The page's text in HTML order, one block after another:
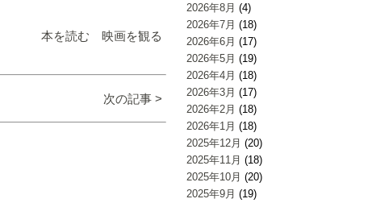
2026年8月 (4)
2026年7月 (18)
2026年6月 (17)
2026年5月 (19)
2026年4月 (18)
2026年3月 (17)
2026年2月 (18)
2026年1月 (18)
2025年12月 (20)
2025年11月 (18)
2025年10月 (20)
2025年9月 (19)
本を読む 映画を観る
次の記事 >